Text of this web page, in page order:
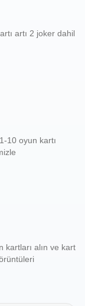
artı 2 joker dahil
10 oyun kartı
kartları alın ve kart